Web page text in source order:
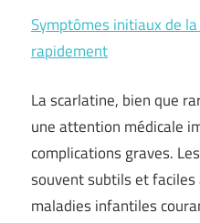
Symptômes initiaux de
rapidement
La scarlatine, bien que
une attention médicale
complications graves.
souvent subtils et faciles
maladies infantiles